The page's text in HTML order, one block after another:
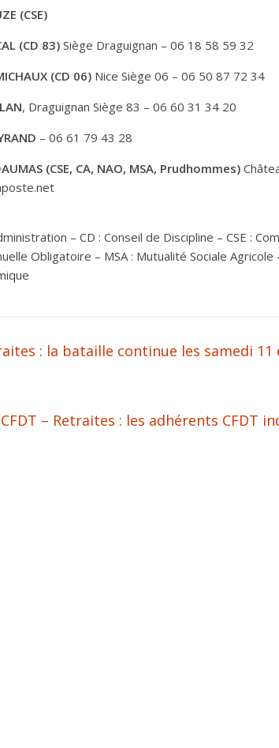
(CSE)
(CD 83) Siège Draguignan – 06 18 58 59 32
(CD 06) Nice Siège 06 – 06 50 87 72 34
, Draguignan Siège 83 – 06 60 31 34 20
– 06 61 79 43 28
(CSE, CA, NAO, MSA, Prudhommes)
– CD : Conseil de Discipline – CSE :
Obligatoire – MSA : Mutualité Sociale Agricole
: la bataille continue les samedi
CFDT – Retraites : les adhérents CFDT